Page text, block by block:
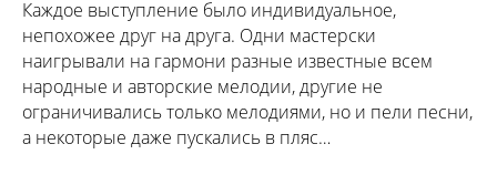
Каждое выступление было индивидуальное,
непохожее друг на друга. Одни мастерски
наигрывали на гармони разные известные всем
народные и авторские мелодии, другие не
ограничивались только мелодиями, но и пели песни,
а некоторые даже пускались в пляс…